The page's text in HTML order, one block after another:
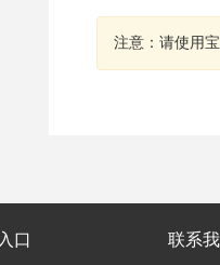
注意：请使用
口 联系